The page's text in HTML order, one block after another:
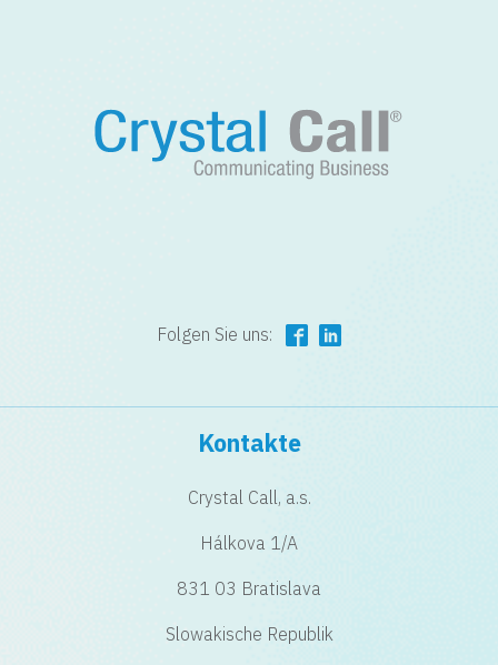
Folgen Sie uns:
Kontakte
Crystal Call, a.s.
Hálkova 1/A
831 03 Bratislava
Slowakische Republik